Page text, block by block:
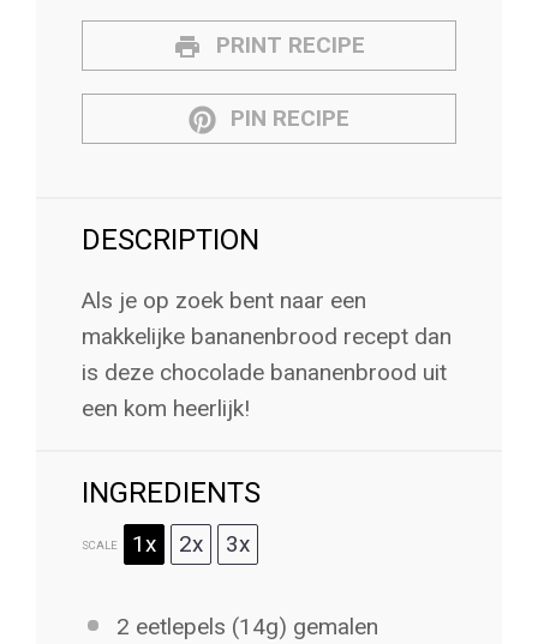
PRINT RECIPE
PIN RECIPE
DESCRIPTION
Als je op zoek bent naar een
makkelijke bananenbrood recept dan
is deze chocolade bananenbrood uit
een kom heerlijk!
INGREDIENTS
SCALE 1x 2x 3x
2 eetlepels (14g) gemalen